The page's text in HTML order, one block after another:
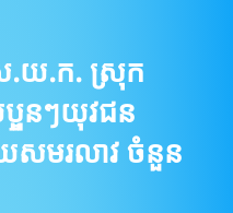
.យ.ក. ស្រុក
អូនៗយុវជន​
មរលាវ ចំនួន​